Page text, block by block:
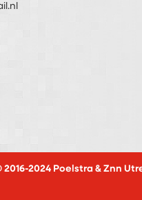
2024 Poelstra & Znn